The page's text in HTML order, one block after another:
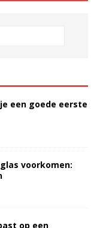
een goede eerste
voorkomen:
op een